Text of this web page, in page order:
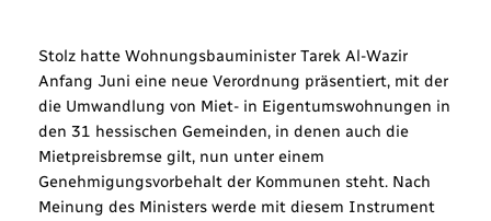
Stolz hatte Wohnungsbauminister Tarek Al-Wazir
Anfang Juni eine neue Verordnung präsentiert, mit der
die Umwandlung von Miet- in Eigentumswohnungen in
den 31 hessischen Gemeinden, in denen auch die
Mietpreisbremse gilt, nun unter einem
Genehmigungsvorbehalt der Kommunen steht. Nach
Meinung des Ministers werde mit diesem Instrument